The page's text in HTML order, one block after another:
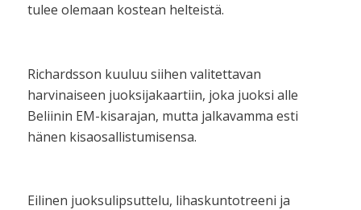
tulee olemaan kostean helteistä.
Richardsson kuuluu siihen valitettavan
harvinaiseen juoksijakaartiin, joka juoksi alle
Beliinin EM-kisarajan, mutta jalkavamma esti
hänen kisaosallistumisensa.
Eilinen juoksulipsuttelu, lihaskuntotreeni ja